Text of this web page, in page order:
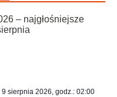
9 sierpnia 2026, godz.: 02:00